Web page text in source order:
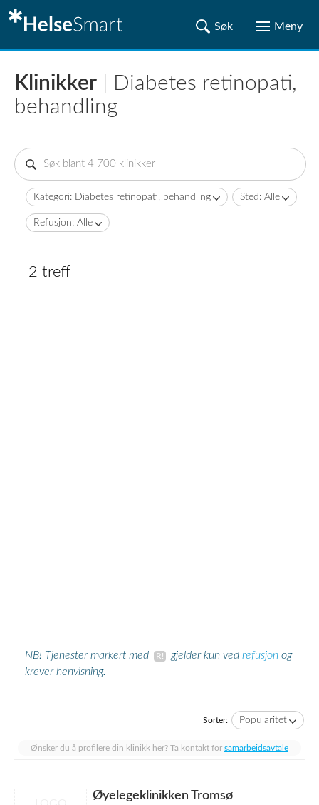
Klinikker | Diabetes retinopati,
behandling
Kategori: Diabetes retinopati, behandling Sted: Alle
Refusjon: Alle
2 treff
NB! Tjenester markert med gjelder kun ved refusjon og
krever henvisning.
Sorter: Popularitet
Ønsker du å profilere din klinikk her? Ta kontakt for samarbeidsavtale
Øyelegeklinikken Tromsø